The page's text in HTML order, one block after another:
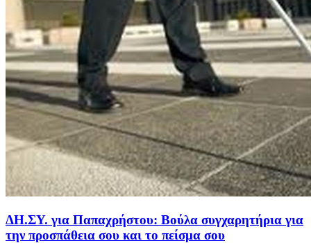
ΔΗ.ΣΥ. για Παπαχρήστου: Βούλα συγχαρητήρια για
την προσπάθεια σου και το πείσμα σου